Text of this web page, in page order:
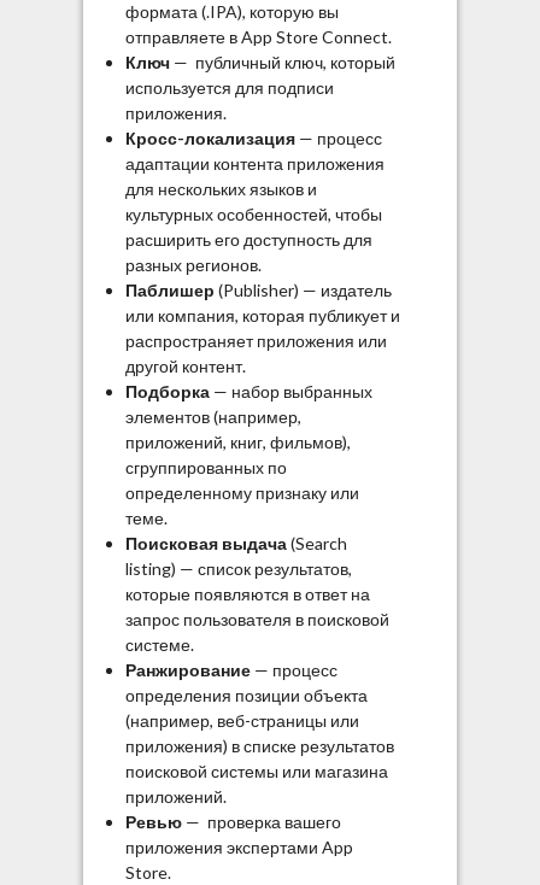
формата (.IPA), которую вы
отправляете в App Store Connect.
Ключ — публичный ключ, который
используется для подписи
приложения.
Кросс-локализация — процесс
адаптации контента приложения
для нескольких языков и
культурных особенностей, чтобы
расширить его доступность для
разных регионов.
Паблишер (Publisher) — издатель
или компания, которая публикует и
распространяет приложения или
другой контент.
Подборка — набор выбранных
элементов (например,
приложений, книг, фильмов),
сгруппированных по
определенному признаку или
теме.
Поисковая выдача(Search
listing) — список результатов,
которые появляются в ответ на
запрос пользователя в поисковой
системе.
Ранжирование — процесс
определения позиции объекта
(например, веб-страницы или
приложения) в списке результатов
поисковой системы или магазина
приложений.
Ревью — проверка вашего
приложения экспертами App
Store.